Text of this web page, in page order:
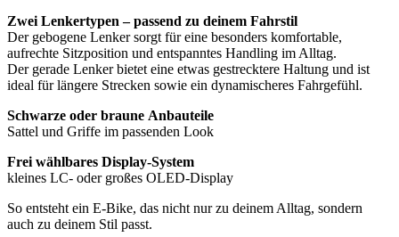
Zwei Lenkertypen – passend zu deinem Fahrstil
Der gebogene Lenker sorgt für eine besonders komfortable,
aufrechte Sitzposition und entspanntes Handling im Alltag.
Der gerade Lenker bietet eine etwas gestrecktere Haltung und ist
ideal für längere Strecken sowie ein dynamischeres Fahrgefühl.
Schwarze oder braune Anbauteile
Sattel und Griffe im passenden Look
Frei wählbares Display-System
kleines LC- oder großes OLED-Display
So entsteht ein E-Bike, das nicht nur zu deinem Alltag, sondern
auch zu deinem Stil passt.